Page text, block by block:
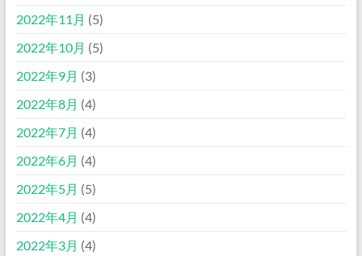
2022年11月 (5)
2022年10月 (5)
2022年9月 (3)
2022年8月 (4)
2022年7月 (4)
2022年6月 (4)
2022年5月 (5)
2022年4月 (4)
2022年3月 (4)